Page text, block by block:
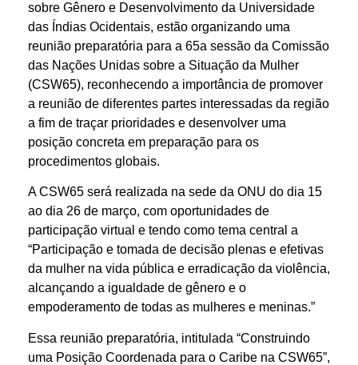
sobre Gênero e Desenvolvimento da Universidade
das Índias Ocidentais, estão organizando uma
reunião preparatória para a 65a sessão da Comissão
das Nações Unidas sobre a Situação da Mulher
(CSW65), reconhecendo a importância de promover
a reunião de diferentes partes interessadas da região
a fim de traçar prioridades e desenvolver uma
posição concreta em preparação para os
procedimentos globais.
A CSW65 será realizada na sede da ONU do dia 15
ao dia 26 de março, com oportunidades de
participação virtual e tendo como tema central a
“Participação e tomada de decisão plenas e efetivas
da mulher na vida pública e erradicação da violência,
alcançando a igualdade de gênero e o
empoderamento de todas as mulheres e meninas.”
Essa reunião preparatória, intitulada “Construindo
uma Posição Coordenada para o Caribe na CSW65”,